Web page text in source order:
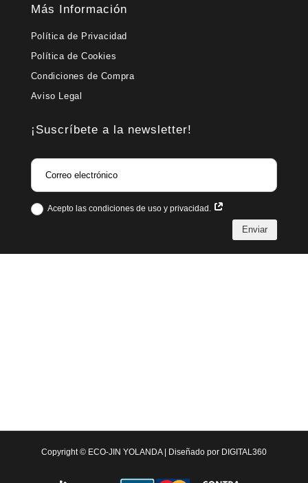
Más Información
Política de Privacidad
Política de Cookies
Condiciones de Compra
Aviso Legal
¡Suscríbete a la newsletter!
Acepto las condiciones de uso y privacidad.
Enviar
Copyright © ECO-JIN YOLANDA| Diseñado por DIGITAL360